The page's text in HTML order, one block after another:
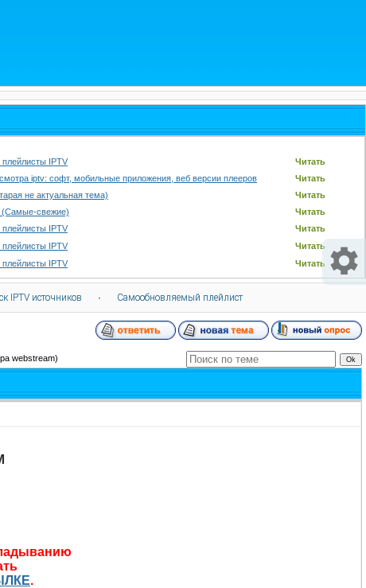
IPTV Читать
iptv: софт, мобильные приложения, веб версии плееров Читать
не актуальная тема) Читать
(Самые-свежие) Читать
IPTV Читать
IPTV Читать
IPTV Читать
IPTV источников · Самообновляемый плейлист
webstream)
.